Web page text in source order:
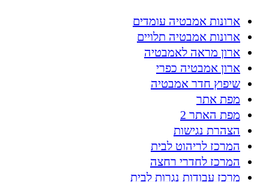
ארונות אמבטיה עומדים
ארונות אמבטיה תלויים
ארון מראה לאמבטיה
ארון אמבטיה כפרי
שיפוץ חדר אמבטיה
מפת אתר
מפת האתר 2
הצהרת נגישות
המרכז לריהוט לבית
המרכז לחדרי רחצה
מרכז עבודות נגרות לבית